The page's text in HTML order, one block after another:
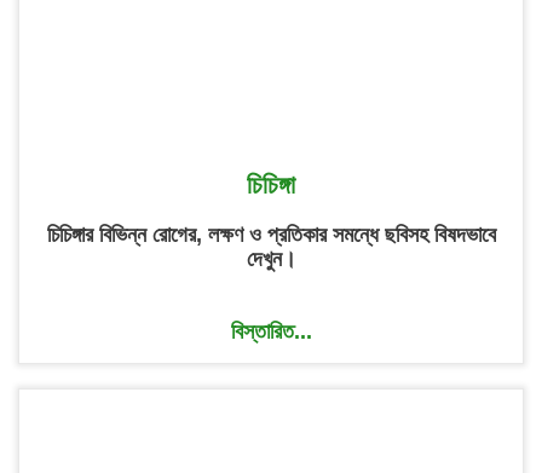
চিচিঙ্গা
চিচিঙ্গার বিভিন্ন রোগের, লক্ষণ ও প্রতিকার সমন্ধে ছবিসহ বিষদভাবে
দেখুন।
বিস্তারিত...